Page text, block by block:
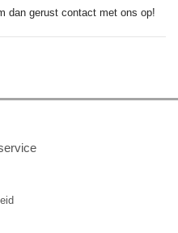
dan gerust contact met ons op!